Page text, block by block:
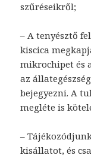
szűréseikről;
– A tenyésztő
kiscica
mikrochipet és
az
bejegyezni. A
megléte is
–
kisállatot, és